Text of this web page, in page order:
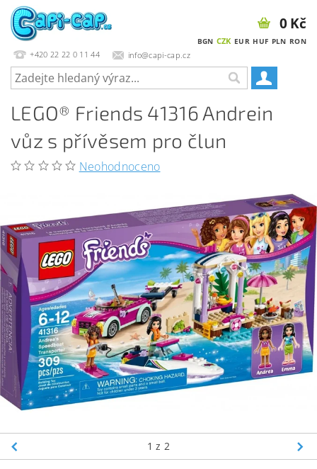
+420 22 22 0 11 44 info@capi-cap.cz
BGN CZK EUR HUF PLN RON
0 Kč
LEGO® Friends 41316 Andrein
vůz s přívěsem pro člun
Neohodnoceno
1 z 2